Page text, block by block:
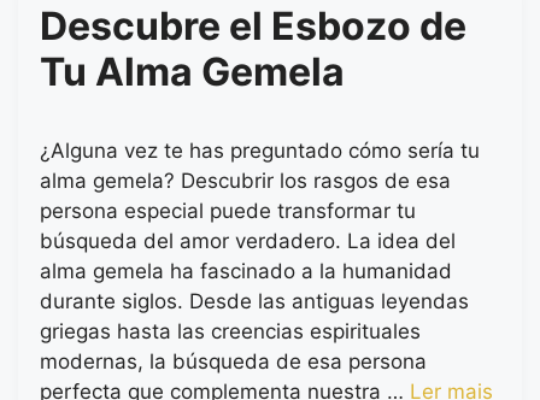
Descubre el Esbozo de
Tu Alma Gemela
¿Alguna vez te has preguntado cómo sería tu
alma gemela? Descubrir los rasgos de esa
persona especial puede transformar tu
búsqueda del amor verdadero. La idea del
alma gemela ha fascinado a la humanidad
durante siglos. Desde las antiguas leyendas
griegas hasta las creencias espirituales
modernas, la búsqueda de esa persona
perfecta que complementa nuestra … Ler mais